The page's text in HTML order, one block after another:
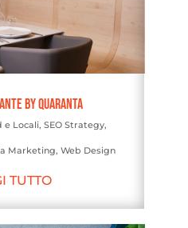
by Quaranta
e Locali, SEO Strategy,
Marketing,Web Design
TUTTO